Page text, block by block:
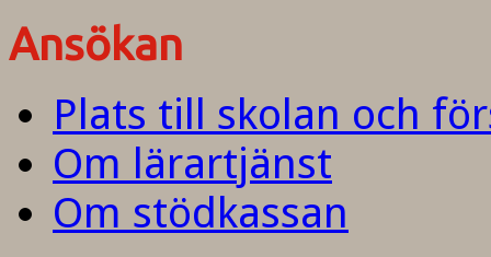
Ansökan
Plats till skolan och
Om lärartjänst
Om stödkassan